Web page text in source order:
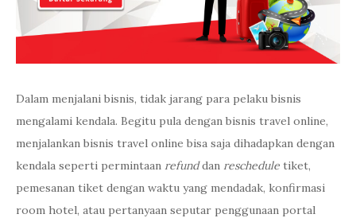
Dalam menjalani bisnis, tidak jarang para pelaku bisnis
mengalami kendala. Begitu pula dengan bisnis travel online,
menjalankan bisnis travel online bisa saja dihadapkan dengan
kendala seperti permintaan refunddan reschedule tiket,
pemesanan tiket dengan waktu yang mendadak, konfirmasi
room hotel, atau pertanyaan seputar penggunaan portal